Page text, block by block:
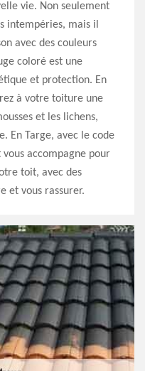
vie. Non seulement
intempéries, mais il
avec des couleurs
coloré est une
et protection. En
à votre toiture une
et les lichens,
En Targe, avec le code
accompagne pour
toit, avec des
et vous rassurer.